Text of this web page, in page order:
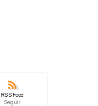
RSS Feed
Seguir